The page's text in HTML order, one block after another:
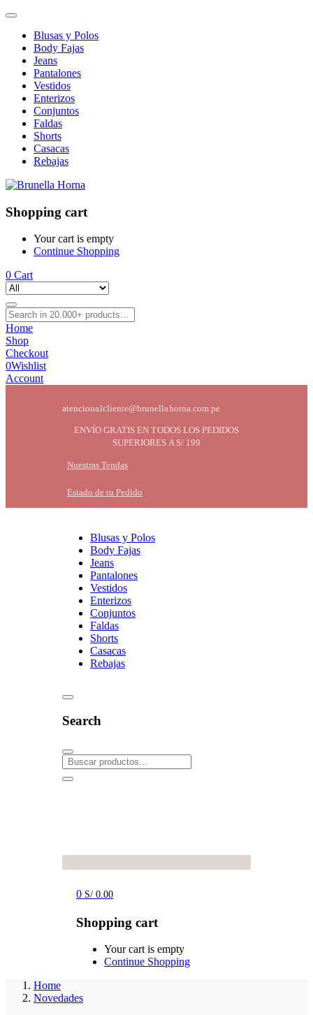
Blusas y Polos
Body Fajas
Jeans
Pantalones
Vestidos
Enterizos
Conjuntos
Faldas
Shorts
Casacas
Rebajas
Shopping cart
Your cart is empty
Continue Shopping
0 Cart
Home
Shop
Checkout
0Wishlist
Account
atencionalcliente@brunellahorna.com.pe
ENVÍO GRATIS EN TODOS LOS PEDIDOS
SUPERIORES A S/ 199
Nuestras Tendas
Estado de tu Pedido
Blusas y Polos
Body Fajas
Jeans
Pantalones
Vestidos
Enterizos
Conjuntos
Faldas
Shorts
Casacas
Rebajas
Search
0 S/ 0.00
Shopping cart
Your cart is empty
Continue Shopping
Home
Novedades